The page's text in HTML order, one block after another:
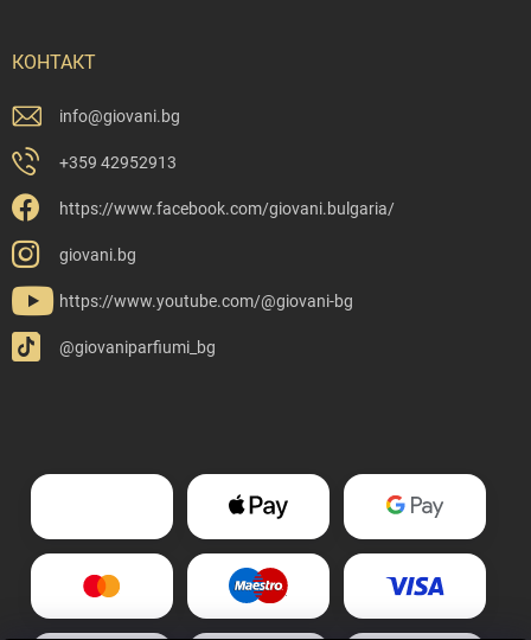
КОНТАКТ
info@giovani.bg
+359 42952913
https://www.facebook.com/giovani.bulgaria/
giovani.bg
https://www.youtube.com/@giovani-bg
@giovaniparfiumi_bg